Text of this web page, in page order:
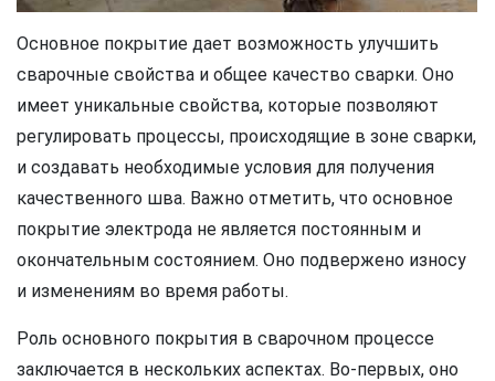
Основное покрытие дает возможность улучшить
сварочные свойства и общее качество сварки. Оно
имеет уникальные свойства, которые позволяют
регулировать процессы, происходящие в зоне сварки,
и создавать необходимые условия для получения
качественного шва. Важно отметить, что основное
покрытие электрода не является постоянным и
окончательным состоянием. Оно подвержено износу
и изменениям во время работы.
Роль основного покрытия в сварочном процессе
заключается в нескольких аспектах. Во-первых, оно